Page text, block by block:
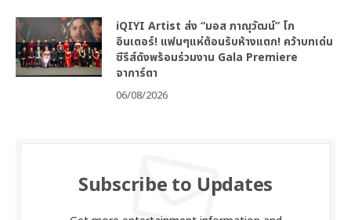
iQIYI Artist ส่ง “มอส ภาณุวัฒน์” โก
อินเตอร์! แฟนๆแห่ต้อนรับห้างแตก! คว้าบทเด่น
ซีรีส์ดังพร้อมร่วมงาน Gala Premiere
จาการ์ตา
06/08/2026
Subscribe to Updates